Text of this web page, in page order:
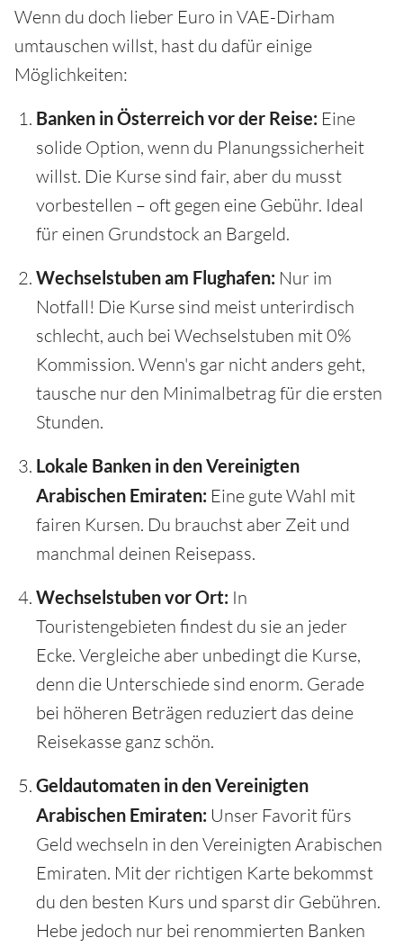
Wenn du doch lieber Euro in VAE-Dirham
umtauschen willst, hast du dafür einige
Möglichkeiten:
Banken in Österreich vor der Reise: Eine
solide Option, wenn du Planungssicherheit
willst. Die Kurse sind fair, aber du musst
vorbestellen – oft gegen eine Gebühr. Ideal
für einen Grundstock an Bargeld.
Wechselstuben am Flughafen: Nur im
Notfall! Die Kurse sind meist unterirdisch
schlecht, auch bei Wechselstuben mit 0%
Kommission. Wenn's gar nicht anders geht,
tausche nur den Minimalbetrag für die ersten
Stunden.
Lokale Banken in den Vereinigten
Arabischen Emiraten: Eine gute Wahl mit
fairen Kursen. Du brauchst aber Zeit und
manchmal deinen Reisepass.
Wechselstuben vor Ort: In
Touristengebieten findest du sie an jeder
Ecke. Vergleiche aber unbedingt die Kurse,
denn die Unterschiede sind enorm. Gerade
bei höheren Beträgen reduziert das deine
Reisekasse ganz schön.
Geldautomaten in den Vereinigten
Arabischen Emiraten: Unser Favorit fürs
Geld wechseln in den Vereinigten Arabischen
Emiraten. Mit der richtigen Karte bekommst
du den besten Kurs und sparst dir Gebühren.
Hebe jedoch nur bei renommierten Banken